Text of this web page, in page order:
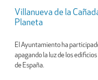
Villanueva de la
Planeta
El Ayuntamiento ha
apagando la luz de los
de España.